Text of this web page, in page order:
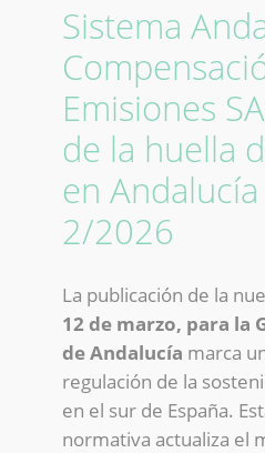
Sistema
Emisiones
de la huella
en
2/2026
La publicación de la
12 de marzo, para la
de Andalucía marca
regulación de la
en el sur de España.
normativa actualiza el